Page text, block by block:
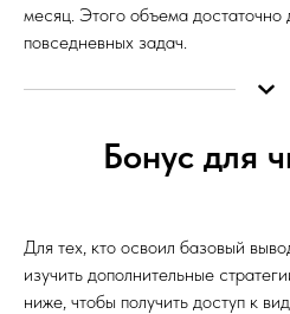
месяц. Этого объема достаточно
повседневных задач.
Бонус для
Для тех, кто освоил базовый
изучить дополнительные
ниже, чтобы получить доступ к